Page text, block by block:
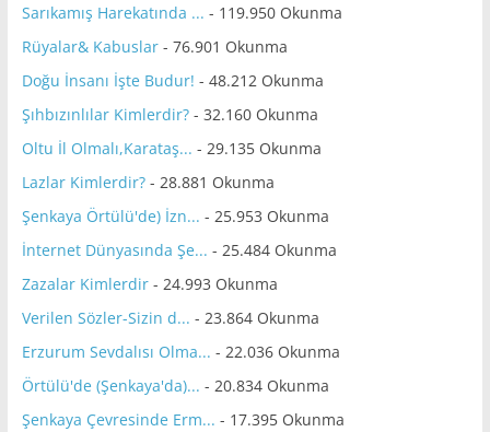
Sarıkamış Harekatında ... - 119.950 Okunma
Rüyalar& Kabuslar- 76.901 Okunma
Doğu İnsanı İşte Budur! - 48.212 Okunma
Şıhbızınlılar Kimlerdir?- 32.160 Okunma
Oltu İl Olmalı,Karataş... - 29.135 Okunma
Lazlar Kimlerdir?- 28.881 Okunma
Şenkaya Örtülü'de) İzn... - 25.953 Okunma
İnternet Dünyasında Şe... - 25.484 Okunma
Zazalar Kimlerdir- 24.993 Okunma
Verilen Sözler-Sizin d... - 23.864 Okunma
Erzurum Sevdalısı Olma... - 22.036 Okunma
Örtülü'de (Şenkaya'da)... - 20.834 Okunma
Şenkaya Çevresinde Erm... - 17.395 Okunma